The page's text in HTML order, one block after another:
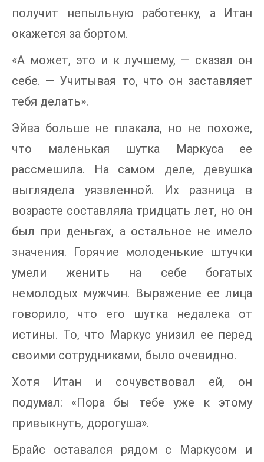
получит непыльную работенку, а Итан
окажется за бортом.
«А может, это и к лучшему, — сказал он
себе. — Учитывая то, что он заставляет
тебя делать».
Эйва больше не плакала, но не похоже,
что маленькая шутка Маркуса ее
рассмешила. На самом деле, девушка
выглядела уязвленной. Их разница в
возрасте составляла тридцать лет, но он
был при деньгах, а остальное не имело
значения. Горячие молоденькие штучки
умели женить на себе богатых
немолодых мужчин. Выражение ее лица
говорило, что его шутка недалека от
истины. То, что Маркус унизил ее перед
своими сотрудниками, было очевидно.
Хотя Итан и сочувствовал ей, он
подумал: «Пора бы тебе уже к этому
привыкнуть, дорогуша».
Брайс оставался рядом с Маркусом и